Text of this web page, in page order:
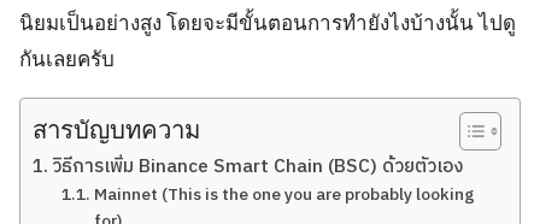
นิยมเป็นอย่างสูง โดยจะมีขั้นตอนการทำยังไงบ้างนั้น ไปดู
กันเลยครับ
สารบัญบทความ
วิธีการเพิ่ม Binance Smart Chain (BSC) ด้วยตัวเอง
Mainnet (This is the one you are probably looking